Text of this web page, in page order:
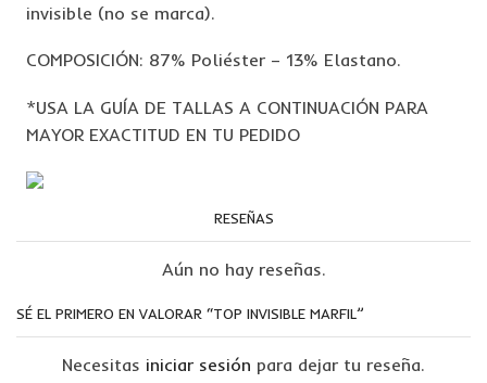
invisible (no se marca).
COMPOSICIÓN: 87% Poliéster – 13% Elastano.
*USA LA GUÍA DE TALLAS A CONTINUACIÓN PARA
MAYOR EXACTITUD EN TU PEDIDO
RESEÑAS
Aún no hay reseñas.
SÉ EL PRIMERO EN VALORAR “TOP INVISIBLE MARFIL”
Necesitas iniciar sesión para dejar tu reseña.